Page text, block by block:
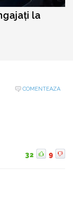
la
COMENTEAZA
32 9